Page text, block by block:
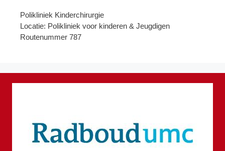
Polikliniek Kinderchirurgie
Locatie: Polikliniek voor kinderen & Jeugdigen
Routenummer 787